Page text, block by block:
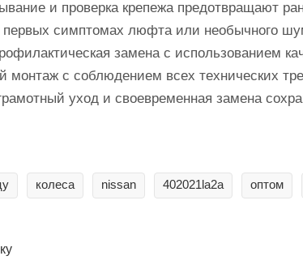
и проверка крепежа предотвращают
симптомах люфта или необычного
замена с использованием
монтаж с соблюдением всех технических
уход и своевременная замена
колеса nissan 402021la2a оптом